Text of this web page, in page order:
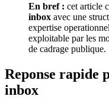
En bref : cet article
inbox avec une
expertise
exploitable par les
de cadrage publique.
Reponse rapide
inbox